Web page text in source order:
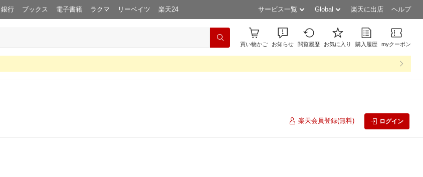
銀行 ブックス 電子書籍 ラクマ リーベイツ 楽天24 サービス一覧 Global 楽天に出店 ヘルプ
買い物かご お知らせ 閲覧履歴 お気に入り 購入履歴 myクーポン
楽天会員登録(無料) ログイン